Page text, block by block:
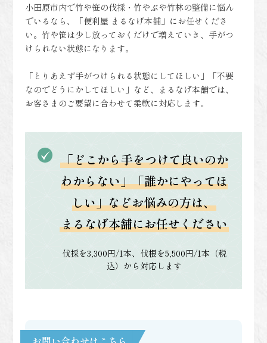
小田原市内で竹や笹の伐採・竹やぶや竹林の整備に悩ん
でいるなら、「便利屋 まるなげ本舗」にお任せくださ
い。竹や笹は少し放っておくだけで増えていき、手がつ
けられない状態になります。
「とりあえず手がつけられる状態にしてほしい」「不要
なのでどうにかしてほしい」など、まるなげ本舗では、
お客さまのご要望に合わせて柔軟に対応します。
「どこから手をつけて良いのか
わからない」「誰かにやってほ
しい」などお悩みの方は、
まるなげ本舗にお任せください
伐採を3,300円/1本、伐根を5,500円/1本（税
込）から対応します